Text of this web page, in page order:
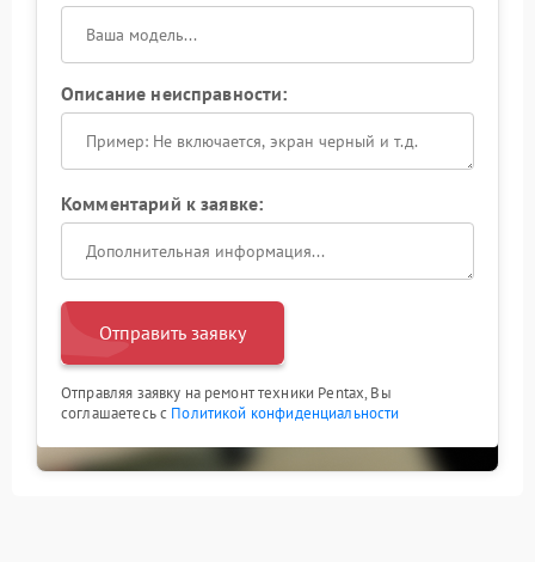
Описание неисправности:
Комментарий к заявке:
Отправить заявку
Отправляя заявку на ремонт техники Pentax, Вы
соглашаетесь с Политикой конфиденциальности